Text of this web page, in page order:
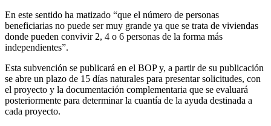
En este sentido ha matizado “que el número de personas
beneficiarias no puede ser muy grande ya que se trata de viviendas
donde pueden convivir 2, 4 o 6 personas de la forma más
independientes”.
Esta subvención se publicará en el BOP y, a partir de su publicación
se abre un plazo de 15 días naturales para presentar solicitudes, con
el proyecto y la documentación complementaria que se evaluará
posteriormente para determinar la cuantía de la ayuda destinada a
cada proyecto.